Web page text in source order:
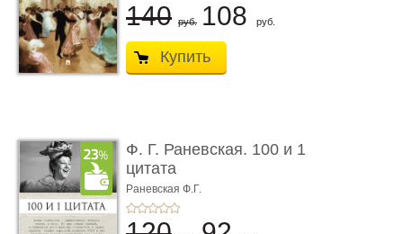
140 руб. 108 руб.
Купить
Ф. Г. Раневская. 100 и 1
цитата
Раневская Ф.Г.